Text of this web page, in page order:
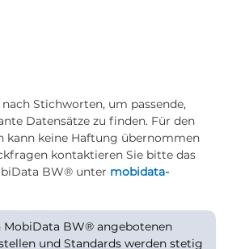
Stichworten, um passende,
Datensätze zu finden. Für den
kann keine Haftung übernommen
kontaktieren Sie bitte das
BW® unter mobidata-
MobiData BW® angebotenen
und Standards werden stetig